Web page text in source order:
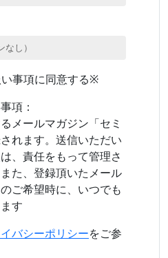
事項に同意する※
項：
メールマガジン「セミ
れます。送信いただい
、責任をもって管理さ
た、登録頂いたメール
ご希望時に、いつでも
す
バシーポリシーをご参